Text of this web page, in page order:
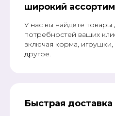
широкий
У нас вы найдёте
потребностей ваших
включая корма,
другое.
Быстрая доставка